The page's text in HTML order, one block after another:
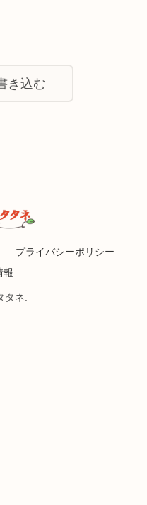
き込む
プライバシーポリシー
報
タネ.